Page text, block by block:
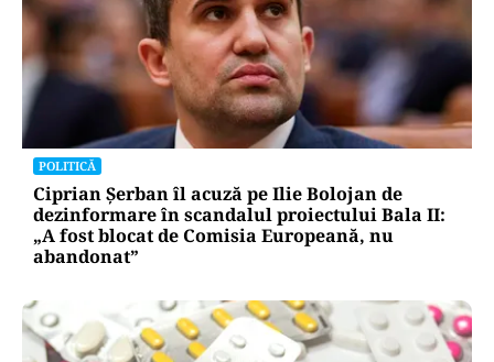
POLITICĂ
Ciprian Șerban îl acuză pe Ilie Bolojan de
dezinformare în scandalul proiectului Bala II:
„A fost blocat de Comisia Europeană, nu
abandonat”